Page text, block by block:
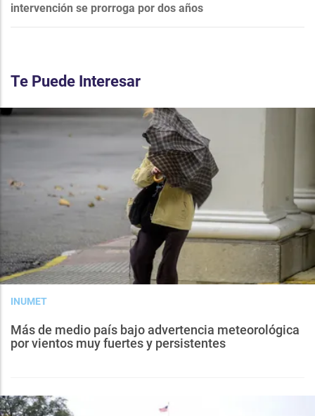
intervención se prorroga por dos años
Te Puede Interesar
INUMET
Más de medio país bajo advertencia meteorológica
por vientos muy fuertes y persistentes